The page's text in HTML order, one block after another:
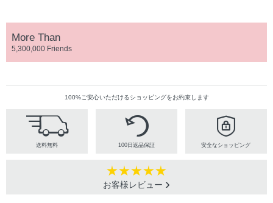
More Than
5,300,000 Friends
100%ご安心いただけるショッピングをお約束します
送料無料 100日返品保証 安全なショッピング
お客様レビュー